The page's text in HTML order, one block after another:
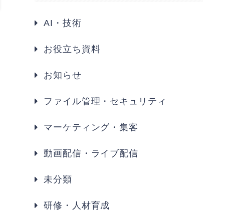
AI・技術
お役立ち資料
お知らせ
ファイル管理・セキュリティ
マーケティング・集客
動画配信・ライブ配信
未分類
研修・人材育成